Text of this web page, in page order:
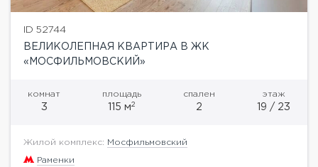
ID 52744
ВЕЛИКОЛЕПНАЯ КВАРТИРА В ЖК
«МОСФИЛЬМОВСКИЙ»
комнат
3
площадь
115 м2
спален
2
этаж
19 / 23
Жилой комплекс: Мосфильмовский
Раменки